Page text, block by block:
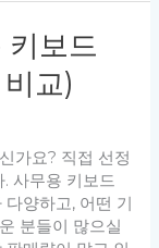
키보드
교)
가요? 직접 선정
사무용 키보드
양하고, 어떤 기
분들이 많으실